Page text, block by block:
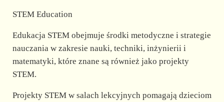
STEM Education
Edukacja STEM obejmuje środki metodyczne i strategie
nauczania w zakresie nauki, techniki, inżynierii i
matematyki, które znane są również jako projekty
STEM.
Projekty STEM w salach lekcyjnych pomagają dzieciom